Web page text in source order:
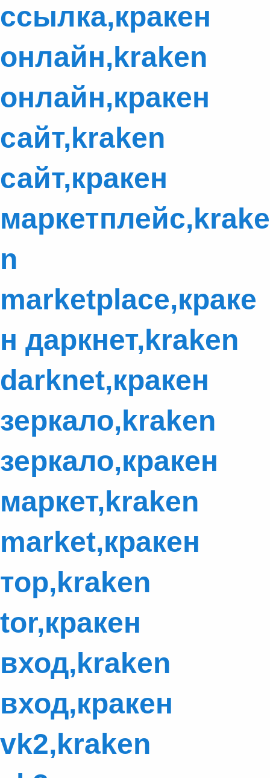
ссылка,кракен
онлайн,kraken
онлайн,кракен
сайт,kraken
сайт,кракен
маркетплейс,krake
n
marketplace,краке
н даркнет,kraken
darknet,кракен
зеркало,kraken
зеркало,кракен
маркет,kraken
market,кракен
тор,kraken
tor,кракен
вход,kraken
вход,кракен
vk2,kraken